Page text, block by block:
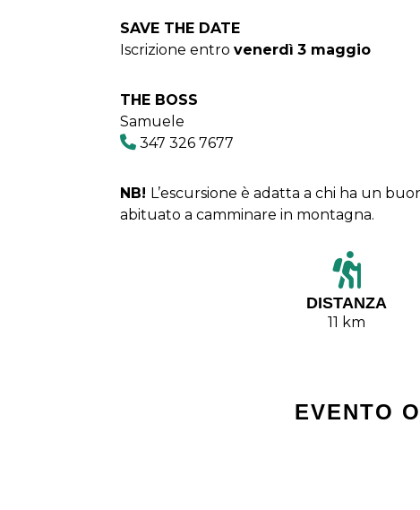
SAVE THE DATE
Iscrizione entrovenerdì 3 maggio
THE BOSS
Samuele
347 326 7677
NB! L’escursione è adatta a chi ha un
abituato a camminare in montagna.
DISTANZA
11 km
EVENTO